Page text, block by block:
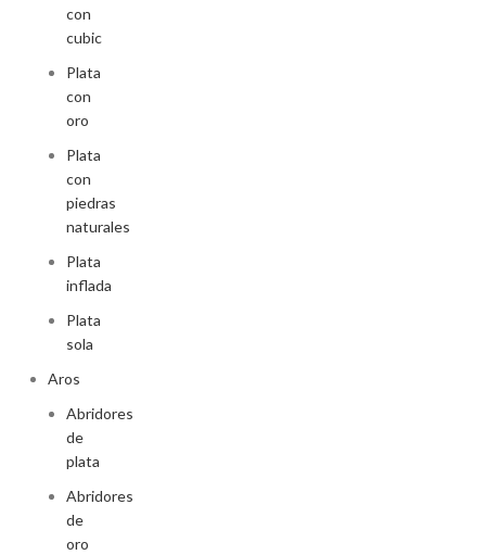
con
cubic
Plata
con
oro
Plata
con
piedras
naturales
Plata
inflada
Plata
sola
Aros
Abridores
de
plata
Abridores
de
oro